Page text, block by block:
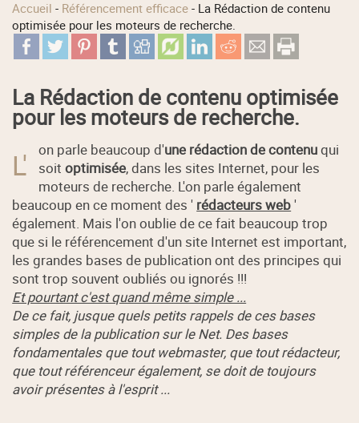
Accueil - Référencement efficace - La Rédaction de contenu
optimisée pour les moteurs de recherche.
La Rédaction de contenu optimisée
pour les moteurs de recherche.
L' on parle beaucoup d'une rédaction de contenuqui
soitoptimisée, dans les sites Internet, pour les
moteurs de recherche. L'on parle également
beaucoup en ce moment des ' rédacteurs web'
également. Mais l'on oublie de ce fait beaucoup trop
que si le référencement d'un site Internet est important,
les grandes bases de publication ont des principes qui
sont trop souvent oubliés ou ignorés !!!
Et pourtant c'est quand même simple ...
De ce fait, jusque quels petits rappels de ces bases
simples de la publication sur le Net. Des bases
fondamentales que tout webmaster, que tout rédacteur,
que tout référenceur également, se doit de toujours
avoir présentes à l'esprit ...